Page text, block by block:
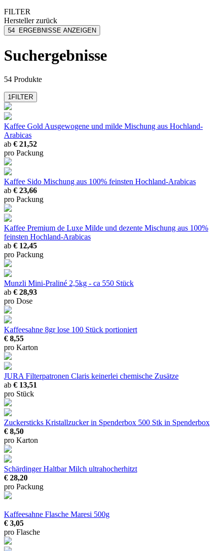
FILTER
Herstellerzurück
Agrana
Chicco Dòro
Emmi
mehr anzeigen
54 ERGEBNISSE ANZEIGEN
Suchergebnisse
54 Produkte
1FILTER
Kaffee Gold Ausgewogene und milde Mischung aus Hochland-
Arabicas
ab € 21,52
pro Packung
Kaffee Sido Mischung aus 100% feinsten Hochland-Arabicas
ab € 23,66
pro Packung
Kaffee Premium de Luxe Milde und dezente Mischung aus 100%
feinsten Hochland-Arabicas
ab € 12,45
pro Packung
Munzli Mini-Praliné 2,5kg - ca 550 Stück
ab € 28,93
pro Dose
Kaffeesahne 8gr lose 100 Stück portioniert
€ 8,55
pro Karton
JURA Filterpatronen Claris keinerlei chemische Zusätze
ab € 13,51
pro Stück
Zuckersticks Kristallzucker in Spenderbox 500 Stk in Spenderbox
€ 8,50
pro Karton
Schärdinger Haltbar Milch ultrahocherhitzt
€ 28,20
pro Packung
Kaffeesahne Flasche Maresi 500g
€ 3,05
pro Flasche